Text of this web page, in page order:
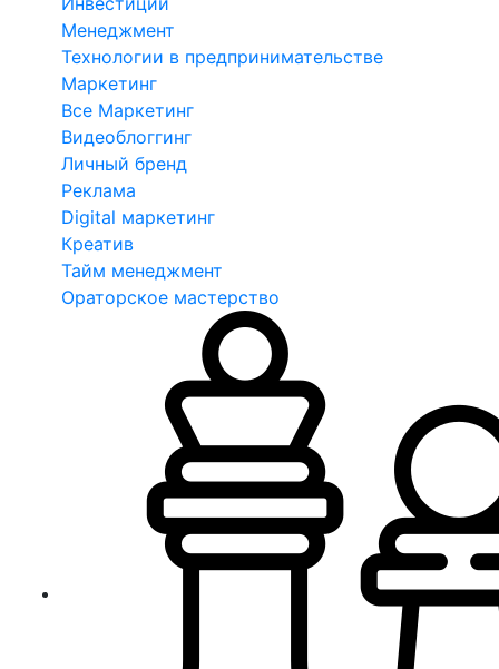
Менеджмент
Технологии в предпринимательстве
Маркетинг
Все Маркетинг
Видеоблоггинг
Личный бренд
Реклама
Digital маркетинг
Креатив
Тайм менеджмент
Ораторское мастерство